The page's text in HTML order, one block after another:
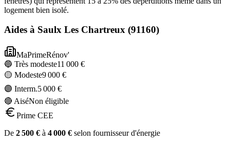
logement bien isolé.
Aides à Saulx Les Chartreux (91160)
MaPrimeRénov'
🔵 Très modeste11 000 €
🟡 Modeste9 000 €
🟣 Interm.5 000 €
🔴 AiséNon éligible
Prime CEE
De 2 500 € à 4 000 € selon fournisseur d'énergie